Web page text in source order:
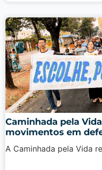
Caminhada pela
movimentos em
A Caminhada pela Vida